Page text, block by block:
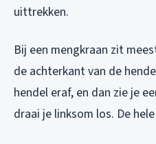
uittrekken.
Bij een mengkraan zit
de achterkant van de
hendel eraf, en dan zie je
draai je linksom los. De